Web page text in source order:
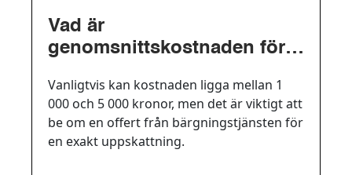
Vad är
genomsnittskostnaden för
Vanligtvis kan kostnaden ligga mellan 1
000 och 5 000 kronor, men det är viktigt att
be om en offert från bärgningstjänsten för
en exakt uppskattning.